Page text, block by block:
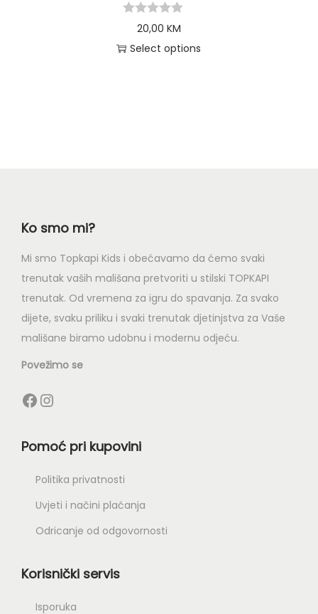
20,00 KM
Select options
Ko smo mi?
Mi smo Topkapi Kids i obećavamo da ćemo svaki
trenutak vaših mališana pretvoriti u stilski TOPKAPI
trenutak. Od vremena za igru do spavanja. Za svako
dijete, svaku priliku i svaki trenutak djetinjstva za Vaše
mališane biramo udobnu i modernu odjeću.
Povežimo se
Pomoć pri kupovini
Politika privatnosti
Uvjeti i načini plaćanja
Odricanje od odgovornosti
Korisnički servis
Isporuka